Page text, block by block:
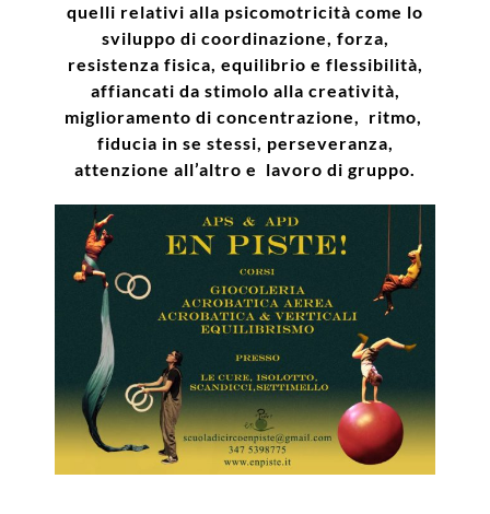
quelli relativi alla psicomotricità come lo
sviluppo di coordinazione, forza,
resistenza fisica, equilibrio e flessibilità,
affiancati da stimolo alla creatività,
miglioramento di concentrazione, ritmo,
fiducia in se stessi, perseveranza,
attenzione all’altro e lavoro di gruppo.